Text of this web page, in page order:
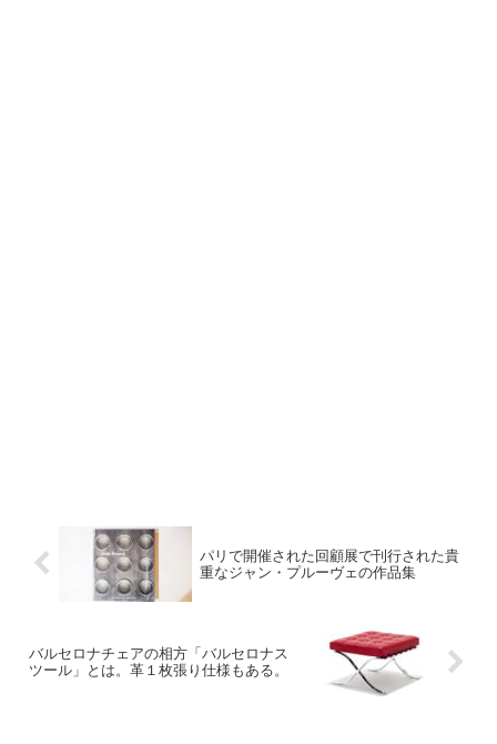
パリで開催された回顧展で刊行された貴
重なジャン・プルーヴェの作品集
バルセロナチェアの相方「バルセロナス
ツール」とは。革１枚張り仕様もある。